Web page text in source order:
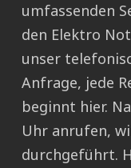
umfassenden
den Elektro
unser
Anfrage, jede
beginnt hier.
Uhr anrufen,
durchgeführt.